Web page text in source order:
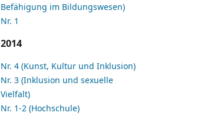
Befähigung im Bildungswesen)
Nr. 1
2014
Nr. 4 (Kunst, Kultur und Inklusion)
Nr. 3 (Inklusion und sexuelle
Vielfalt)
Nr. 1-2 (Hochschule)